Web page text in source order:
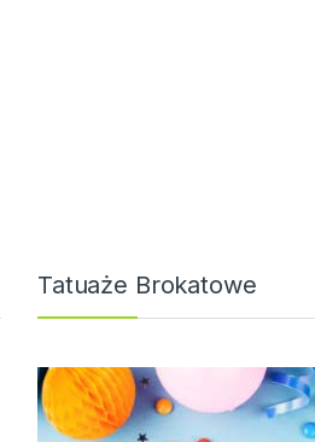
Tatuaże Brokatowe